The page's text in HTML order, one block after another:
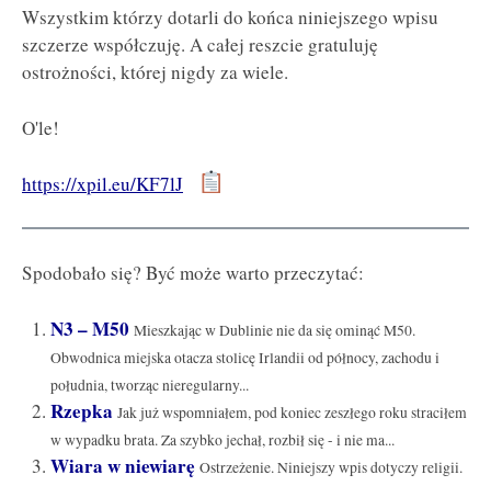
Wszystkim którzy dotarli do końca niniejszego wpisu
szczerze współczuję. A całej reszcie gratuluję
ostrożności, której nigdy za wiele.
O'le!
https://xpil.eu/KF7lJ
Spodobało się? Być może warto przeczytać:
N3 – M50 Mieszkając w Dublinie nie da się ominąć M50.
Obwodnica miejska otacza stolicę Irlandii od północy, zachodu i
południa, tworząc nieregularny...
Rzepka Jak już wspomniałem, pod koniec zeszłego roku straciłem
w wypadku brata. Za szybko jechał, rozbił się - i nie ma...
Wiara w niewiarę Ostrzeżenie. Niniejszy wpis dotyczy religii.